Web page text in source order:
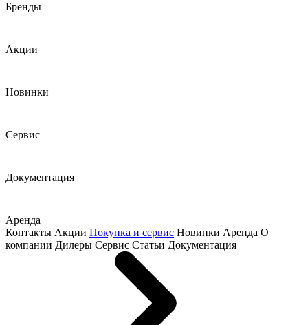
Бренды
Акции
Новинки
Сервис
Документация
Аренда
Контакты Акции Покупка и сервис Новинки Аренда О
компании Дилеры Сервис Статьи Документация